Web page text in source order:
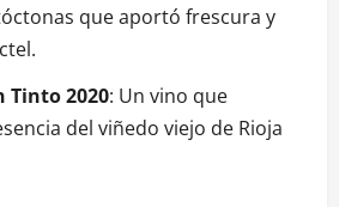
que aportó frescura y
Tinto 2020: Un vino que
del viñedo viejo de Rioja